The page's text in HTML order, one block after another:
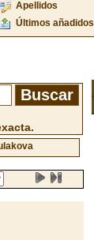
Apellidos
Últimos añadidos